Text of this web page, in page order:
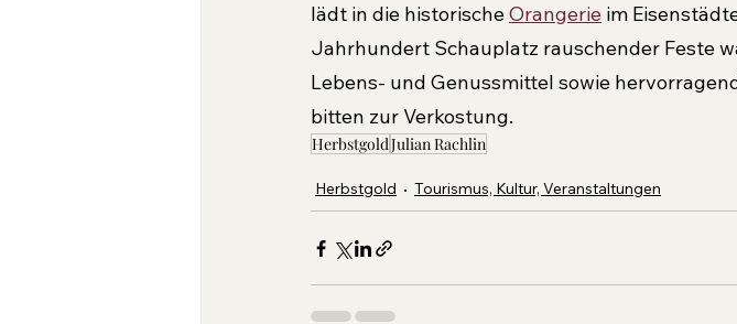
lädt in die historische Orangerie im
Jahrhundert Schauplatz rauschender Feste
Lebens- und Genussmittel sowie
bitten zur Verkostung.
HerbstgoldJulian Rachlin
Herbstgold Tourismus, Kultur, Veranstaltungen